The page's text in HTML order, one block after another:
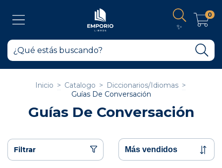
✨
0
Inicio > Catalogo > Diccionarios/Idiomas >
Guías De Conversación
Guías De Conversación
Filtrar